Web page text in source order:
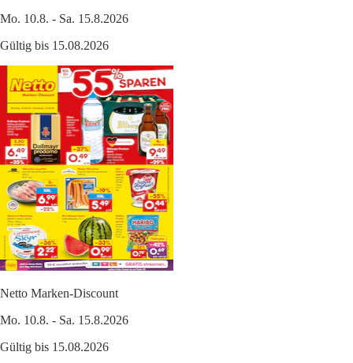
Mo. 10.8. - Sa. 15.8.2026
Gültig bis 15.08.2026
Netto Marken-Discount
Mo. 10.8. - Sa. 15.8.2026
Gültig bis 15.08.2026